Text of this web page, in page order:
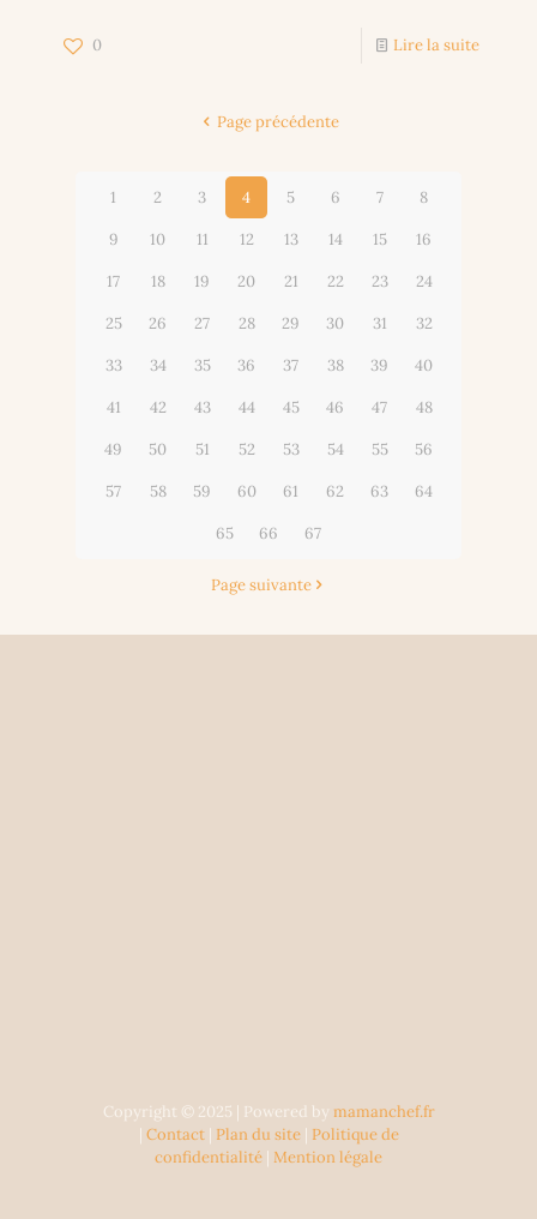
0 Lire la suite
Page précédente
1 2 3 4 5 6 7 8
9 10 11 12 13 14 15 16
17 18 19 20 21 22 23 24
25 26 27 28 29 30 31 32
33 34 35 36 37 38 39 40
41 42 43 44 45 46 47 48
49 50 51 52 53 54 55 56
57 58 59 60 61 62 63 64
65 66 67
Page suivante
Copyright © 2025 | Powered by mamanchef.fr
| Contact| Plan du site| Politique de
confidentialité | Mention légale